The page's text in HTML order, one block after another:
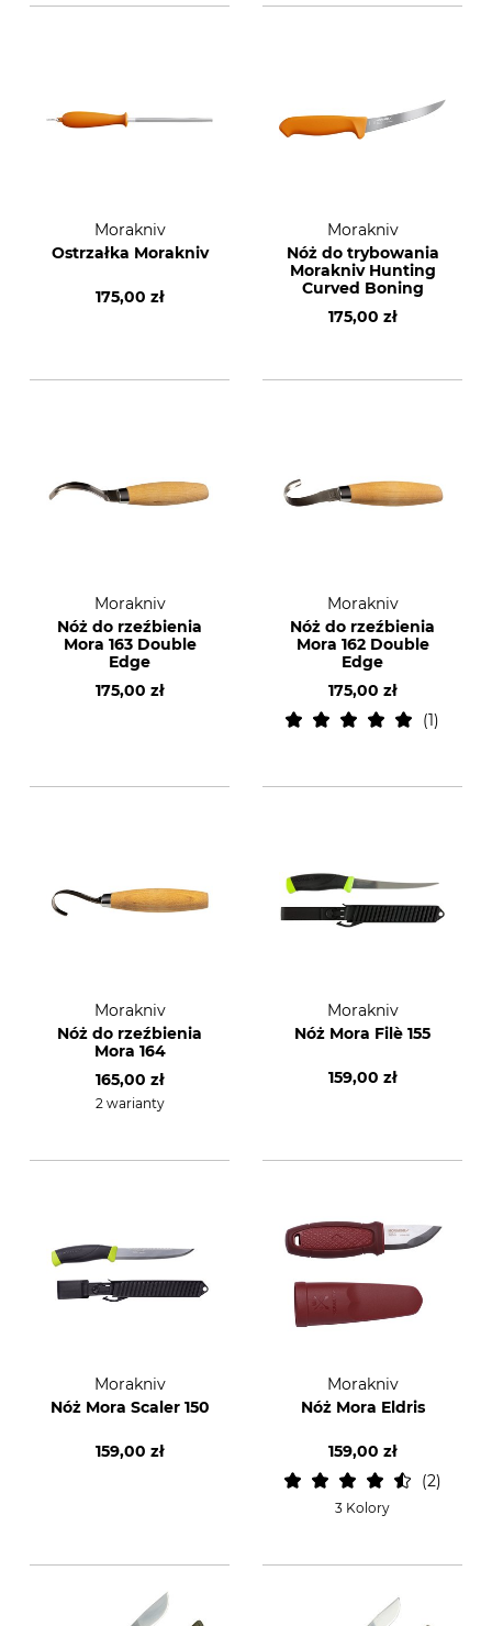
Morakniv
Ostrzałka Morakniv
175,00 zł
Morakniv
Nóż do trybowania
Morakniv Hunting
Curved Boning
175,00 zł
Morakniv
Nóż do rzeźbienia
Mora 163 Double
Edge
175,00 zł
Morakniv
Nóż do rzeźbienia
Mora 162 Double
Edge
175,00 zł
1
Morakniv
Nóż do rzeźbienia
Mora 164
165,00 zł
2 warianty
Morakniv
Nóż Mora Filè 155
159,00 zł
Morakniv
Nóż Mora Scaler 150
159,00 zł
Morakniv
Nóż Mora Eldris
159,00 zł
2
3 Kolory